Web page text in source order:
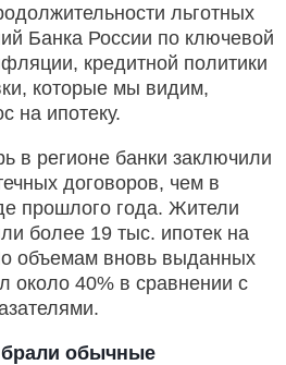
льготных
Банка России по ключевой
кредитной политики
которые мы видим,
на ипотеку.
в регионе банки заключили
договоров, чем в
прошлого года. Жители
более 19 тыс. ипотек на
объемам вновь выданных
около 40% в сравнении с
обычные